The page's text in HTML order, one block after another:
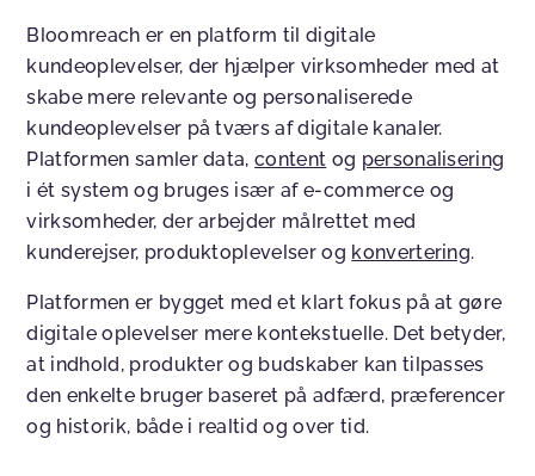
Bloomreach er en platform til digitale
kundeoplevelser, der hjælper virksomheder med at
skabe mere relevante og personaliserede
kundeoplevelser på tværs af digitale kanaler.
Platformen samler data,content og personalisering
i ét system og bruges især af e-commerce og
virksomheder, der arbejder målrettet med
kunderejser, produktoplevelser og konvertering.
Platformen er bygget med et klart fokus på at gøre
digitale oplevelser mere kontekstuelle. Det betyder,
at indhold, produkter og budskaber kan tilpasses
den enkelte bruger baseret på adfærd, præferencer
og historik, både i realtid og over tid.